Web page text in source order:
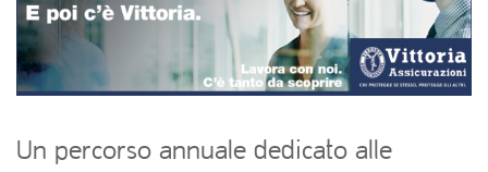
Un percorso annuale dedicato alle